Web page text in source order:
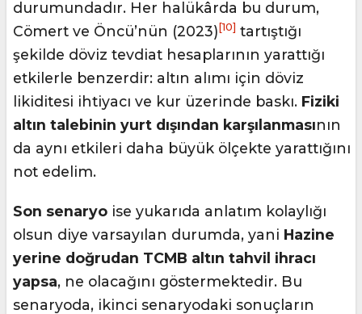
durumundadır. Her halükârda bu durum,
Cömert ve Öncü’nün (2023)[10] tartıştığı
şekilde döviz tevdiat hesaplarının yarattığı
etkilerle benzerdir: altın alımı için döviz
likiditesi ihtiyacı ve kur üzerinde baskı. Fiziki
altın talebinin yurt dışından karşılanmasının
da aynı etkileri daha büyük ölçekte yarattığını
not edelim.
Son senaryo ise yukarıda anlatım kolaylığı
olsun diye varsayılan durumda, yani Hazine
yerine doğrudan TCMB altın tahvil ihracı
yapsa, ne olacağını göstermektedir. Bu
senaryoda, ikinci senaryodaki sonuçların